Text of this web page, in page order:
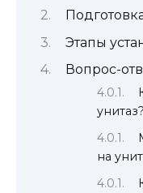
Этапы
Вопрос-
унитаз?
на